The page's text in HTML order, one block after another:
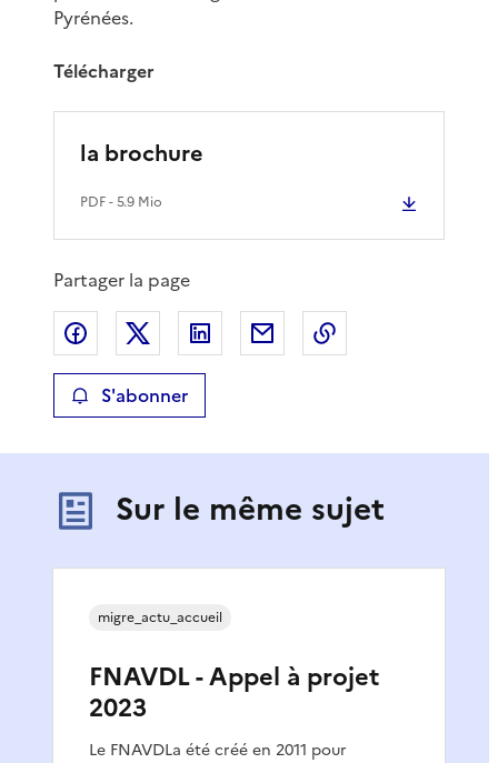
Pyrénées.
Télécharger
la brochure
PDF- 5.9 Mio
Partager la page
Partager sur Facebook
Partager sur XPartager sur LinkedIn
Partager par email
S'abonner
Sur le même sujet
FNAVDL - Appel à projet
2023
Le FNAVDLa été créé en 2011 pour
migre_actu_accueil